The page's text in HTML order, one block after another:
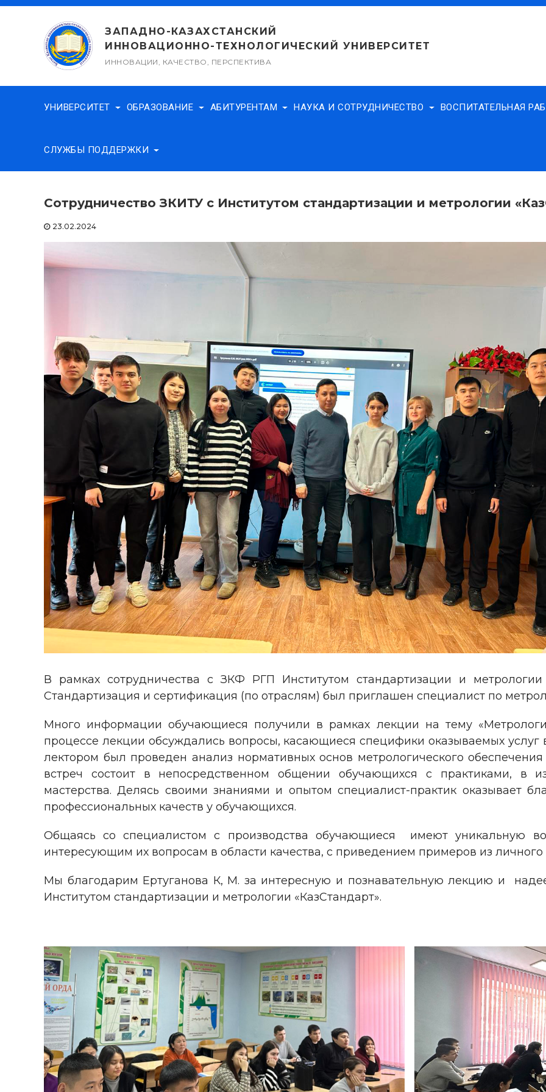
Перейти
содержимому
ЗАПАДНО-КАЗАХСТАНСКИЙ
ИННОВАЦИОННО-ТЕХНОЛОГИЧЕСКИЙ УНИВЕРСИТЕТ
ИННОВАЦИИ, КАЧЕСТВО, ПЕРСПЕКТИВА
УНИВЕРСИТЕТ ОБРАЗОВАНИЕ АБИТУРЕНТАМ НАУКА И СОТРУДНИЧЕСТВО ВОСПИТАТЕЛЬНАЯ
СЛУЖБЫ ПОДДЕРЖКИ
Сотрудничество ЗКИТУ с Институтом стандартизации и метрологии
23.02.2024
В рамках сотрудничества с ЗКФ РГП Институтом стандартизации и
Стандартизация и сертификация (по отраслям) был приглашен специалист по
Много информации обучающиеся получили в рамках лекции на тему
процессе лекции обсуждались вопросы, касающиеся специфики оказываемых услуг
лектором был проведен анализ нормативных основ метрологического
встреч состоит в непосредственном общении обучающихся с практиками, в
мастерства. Делясь своими знаниями и опытом специалист-практик оказывает
профессиональных качеств у обучающихся.
Общаясь со специалистом с производства обучающиеся имеют уникальную
интересующим их вопросам в области качества, с приведением примеров из личного
Мы благодарим Ертуганова К, М. за интересную и познавательную лекцию и
Институтом стандартизации и метрологии «КазСтандарт».